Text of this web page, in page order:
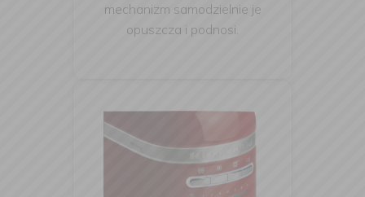
mechanizm samodzielnie je
opuszcza i podnosi.